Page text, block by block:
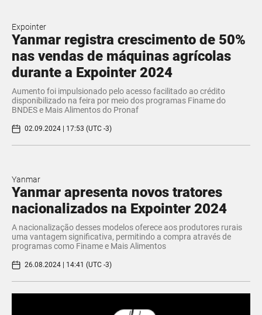
Expointer
Yanmar registra crescimento de 50%
nas vendas de máquinas agrícolas
durante a Expointer 2024
Aumento foi impulsionado pelo acesso facilitado ao crédito
disponibilizado na feira por meio dos programas Finame do
BNDES e Mais Alimentos do Pronaf
02.09.2024 | 17:53 (UTC -3)
Yanmar
Yanmar apresenta novos tratores
nacionalizados na Expointer 2024
A nacionalização desses modelos oferece aos produtores rurais
uma vantagem significativa, permitindo a compra através de
programas como Finame e Mais Alimentos
26.08.2024 | 14:41 (UTC -3)